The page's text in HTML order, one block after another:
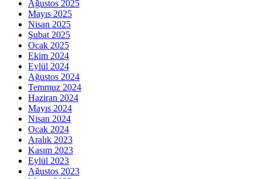
Ağustos 2025
Mayıs 2025
Nisan 2025
Şubat 2025
Ocak 2025
Ekim 2024
Eylül 2024
Ağustos 2024
Temmuz 2024
Haziran 2024
Mayıs 2024
Nisan 2024
Ocak 2024
Aralık 2023
Kasım 2023
Eylül 2023
Ağustos 2023